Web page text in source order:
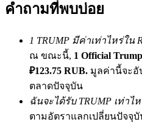
Deposit CASHCAT & Win
Share 500000 CASHCAT
คำถามที่พบบ่อย
1 TRUMP มีค่าเท่าไหร่ใน
ณ ขณะนี้, 1 Official
₽123.75 RUB. มูลค่านี้จะอั
ตลาดปัจจุบัน
ฉันจะได้รับ TRUMP เท่าไ
ตามอัตราแลกเปลี่ยนปัจจุบั